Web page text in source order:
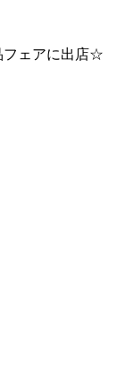
ェアに出店☆